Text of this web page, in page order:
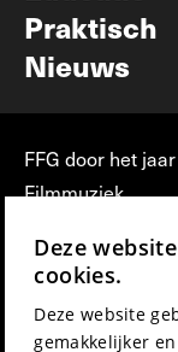
Praktisch
Nieuws
FFG door het jaar
Filmmuziek
Press & Industry
Film Fest Friends
Deze
cookies.
Deze website
gemakkelijker